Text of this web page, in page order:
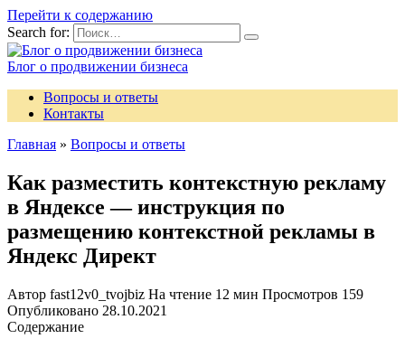
Перейти к содержанию
Search for:
Блог о продвижении бизнеса
Вопросы и ответы
Контакты
Главная » Вопросы и ответы
Как разместить контекстную рекламу
в Яндексе — инструкция по
размещению контекстной рекламы в
Яндекс Директ
Автор fast12v0_tvojbiz На чтение 12 мин Просмотров 159
Опубликовано 28.10.2021
Содержание